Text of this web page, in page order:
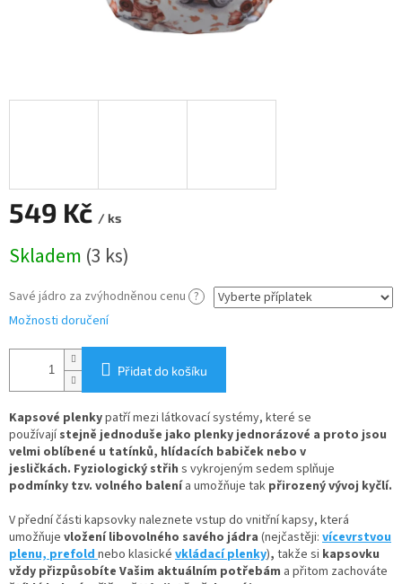
549 Kč / ks
cena:
Skladem (3 ks)
Savé jádro za zvýhodněnou cenu ?
Možnosti doručení
Přidat do košíku
Kapsové plenkypatří mezi látkovací systémy, které se
používajístejně jednoduše jako plenky jednorázové a proto jsou
velmi oblíbené u tatínků, hlídacích babiček nebo v
jesličkách. Fyziologický střih s vykrojeným sedem splňuje
podmínky tzv. volného balenía umožňuje tak přirozený vývoj kyčlí.
Vpřední části kapsovky naleznete vstup do vnitřní kapsy, která
umožňuje vloženílibovolného savého jádra (nejčastěji: vícevrstvou
plenu,prefoldnebo klasické vkládací plenky), takže si kapsovku
vždy přizpůsobíte Vašim aktuálním potřebám a přitom zachováte